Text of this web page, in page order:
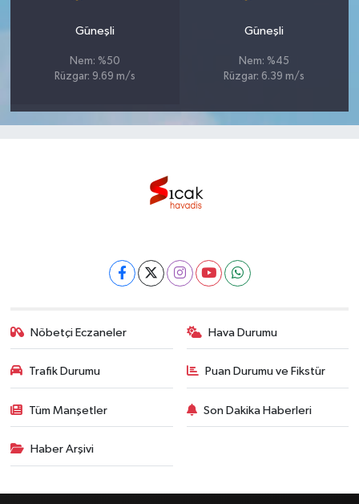
Güneşli
Nem: %50
Rüzgar: 9.69 m/s
Güneşli
Nem: %45
Rüzgar: 6.39 m/s
Nöbetçi Eczaneler Hava Durumu
Trafik Durumu Puan Durumu ve Fikstür
Tüm Manşetler Son Dakika Haberleri
Haber Arşivi